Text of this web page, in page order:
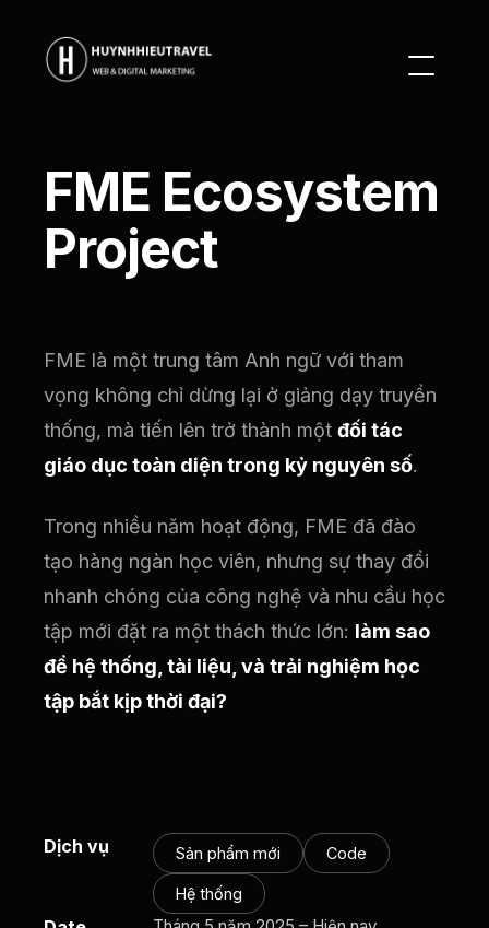
FME Ecosystem
Project
FME là một trung tâm Anh ngữ với tham
vọng không chỉ dừng lại ở giảng dạy truyền
thống, mà tiến lên trở thành một đối tác
giáo dục toàn diện trong kỷ nguyên số.
Trong nhiều năm hoạt động, FME đã đào
tạo hàng ngàn học viên, nhưng sự thay đổi
nhanh chóng của công nghệ và nhu cầu học
tập mới đặt ra một thách thức lớn: làm sao
để hệ thống, tài liệu, và trải nghiệm học
tập bắt kịp thời đại?
Dịch vụ Sản phẩm mới Code
Hệ thống